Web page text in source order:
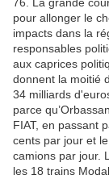
pour allonger le
impacts dans la
responsables
aux caprices
donnent la moitié
34 milliards
parce
FIAT, en passant
cents par jour et
camions par jour.
les 18 trains